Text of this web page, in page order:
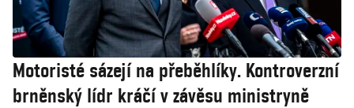
Motoristé sázejí na přeběhlíky. Kontroverzní
brněnský lídr kráčí v závěsu ministryně